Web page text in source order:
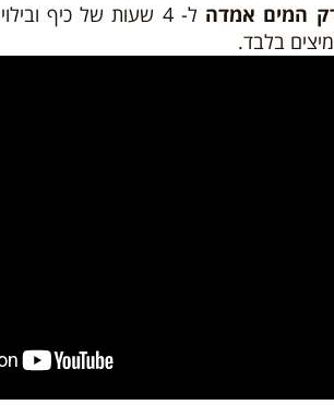
המים אמדה
ל- 4 שעות של כיף ובילוי
בלבד.